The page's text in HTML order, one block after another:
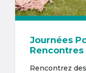
Journées
Rencontres
Rencontrez